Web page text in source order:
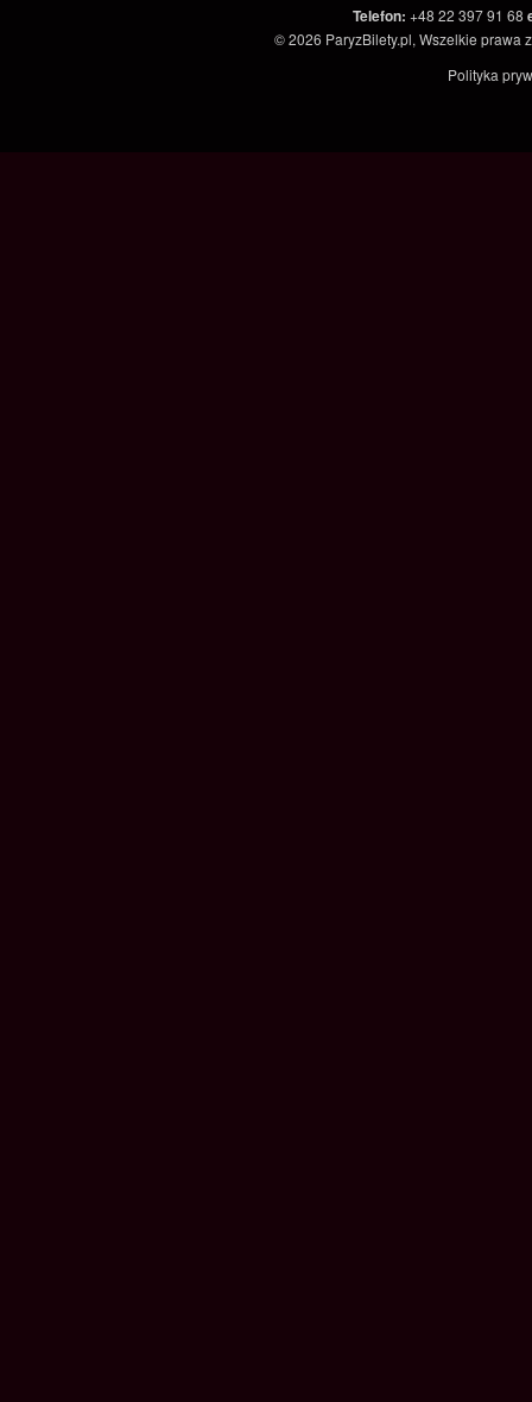
Telefon: +48 22 397 91 68
© 2026 ParyzBilety.pl, Wszelkie prawa
Polityka